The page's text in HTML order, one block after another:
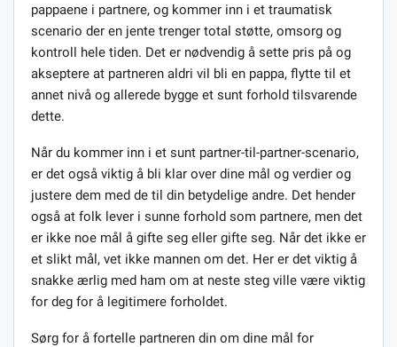
pappaene i partnere, og kommer inn i et traumatisk
scenario der en jente trenger total støtte, omsorg og
kontroll hele tiden. Det er nødvendig å sette pris på og
akseptere at partneren aldri vil bli en pappa, flytte til et
annet nivå og allerede bygge et sunt forhold tilsvarende
dette.
Når du kommer inn i et sunt partner-til-partner-scenario,
er det også viktig å bli klar over dine mål og verdier og
justere dem med de til din betydelige andre. Det hender
også at folk lever i sunne forhold som partnere, men det
er ikke noe mål å gifte seg eller gifte seg. Når det ikke er
et slikt mål, vet ikke mannen om det. Her er det viktig å
snakke ærlig med ham om at neste steg ville være viktig
for deg for å legitimere forholdet.
Sørg for å fortelle partneren din om dine mål for